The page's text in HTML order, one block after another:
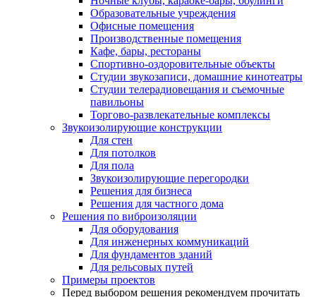
Образовательные учреждения
Офисные помещения
Производственные помещения
Кафе, бары, рестораны
Спортивно-оздоровительные объекты
Студии звукозаписи, домашние кинотеатры
Студии телерадиовещания и съемочные
павильоны
Торгово-развлекательные комплексы
Звукоизолирующие конструкции
Для стен
Для потолков
Для пола
Звукоизолирующие перегородки
Решения для бизнеса
Решения для частного дома
Решения по виброизоляции
Для оборудования
Для инженерных коммуникаций
Для фундаментов зданий
Для рельсовых путей
Примеры проектов
Перед выбором решения рекомендуем прочитать